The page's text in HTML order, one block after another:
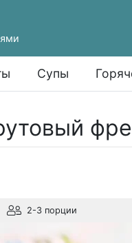
Супы
2-3 порции